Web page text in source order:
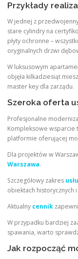
Przykłady
W jednej z
stare cylindry na
płyty ochronne –
oryginalnych drzwi
W luksusowym
objęła kilkadziesiąt
master key dla zarządu.
Szeroka oferta
Profesjonalne
Kompleksowe wsparcie
platformie oferującej
Dla projektów w
Warszawa.
Szczegółowy zakres
obiektach historycznych
Aktualny cennik
W przypadku bardziej
spawania, warto
Jak rozpocząć